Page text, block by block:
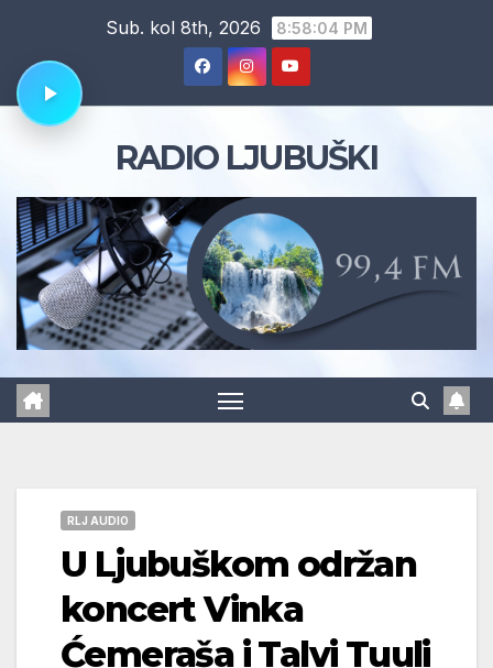
content
Sub. kol 8th, 2026 8:58:05 PM
RADIO LJUBUŠKI
RLJ AUDIO
U Ljubuškom održan
koncert Vinka
Ćemeraša i Talvi Tuuli